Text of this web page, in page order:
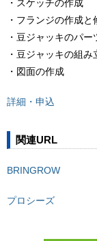
・スケッチの作成
・フランジの作成と
・豆ジャッキのパー
・豆ジャッキの組み
・図面の作成
詳細・申込
関連URL
BRINGROW
プロシーズ